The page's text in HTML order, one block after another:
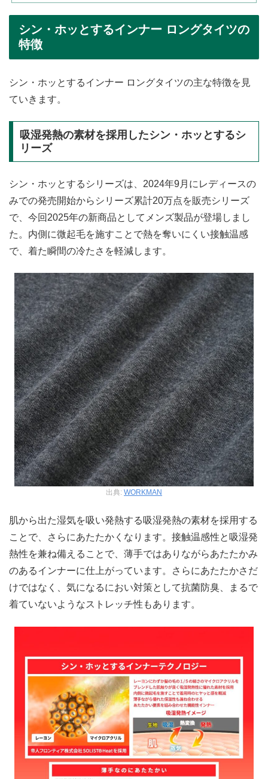
シン・ホッとするインナー ロングタイツの
特徴
シン・ホッとするインナー ロングタイツの主な特徴を見
ていきます。
吸湿発熱の素材を採用したシン・ホッとするシ
リーズ
シン・ホッとするシリーズは、2024年9月にレディースの
みでの発売開始からシリーズ累計20万点を販売シリーズ
で、今回2025年の新商品としてメンズ製品が登場しまし
た。内側に微起毛を施すことで熱を奪いにくい接触温感
で、着た瞬間の冷たさを軽減します。
出典: WORKMAN
肌から出た湿気を吸い発熱する吸湿発熱の素材を採用する
ことで、さらにあたたかくなります。接触温感性と吸湿発
熱性を兼ね備えることで、薄手ではありながらあたたかみ
のあるインナーに仕上がっています。さらにあたたかさだ
けではなく、気になるにおい対策として抗菌防臭、まるで
着ていないようなストレッチ性もあります。